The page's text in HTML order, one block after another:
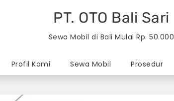
PT. OTO Bali Sari
Sewa Mobil di Bali Mulai Rp. 50.000
Profil Kami Sewa Mobil Prosedur